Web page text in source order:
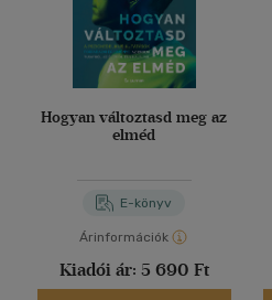
Hogyan változtasd meg az
elméd
E-könyv
Árinformációk
Kiadói ár: 5 690 Ft